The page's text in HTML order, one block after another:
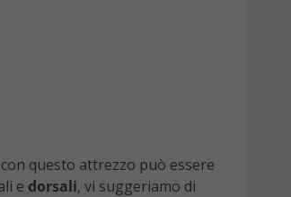
questo attrezzo può essere
e dorsali, vi suggeriamo di